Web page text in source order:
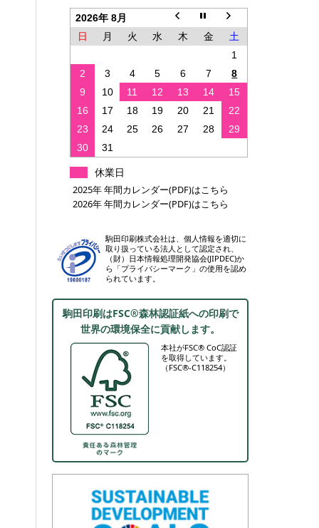
2026年 8月
日
月 火 水 木 金
土
1
2
3 4 5 6 7
8
9
10 11 12 13 14
15
16
17 18 19 20 21
22
23
24 25 26 27 28
29
30
31
休業日
2025年 年間カレンダー(PDF)はこちら
2026年 年間カレンダー(PDF)はこちら
駒田印刷株式会社は、個人情報を適切に
取り扱っている法人として認定され、
（財）日本情報処理開発協会(JIPDEC)か
ら「プライバシーマーク」の使用を認め
られています。
駒田印刷はFSC®森林認証紙への印刷で
世界の環境保全に貢献します。
本社がFSC® CoC認証
を取得しています。
（FSC®-C118254）